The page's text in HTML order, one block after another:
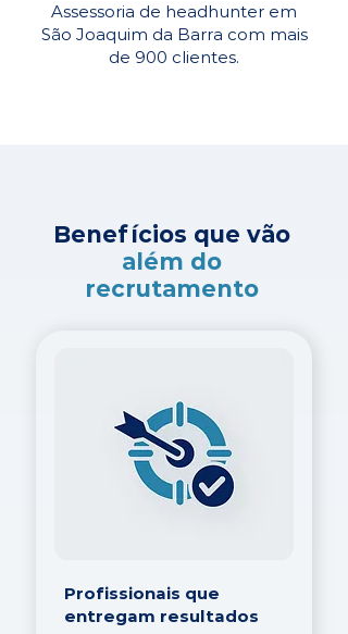
Assessoria de headhunter em
São Joaquim da Barra com mais
de 900 clientes.
Benefícios que vão
além do
recrutamento
Profissionais que
entregam resultados